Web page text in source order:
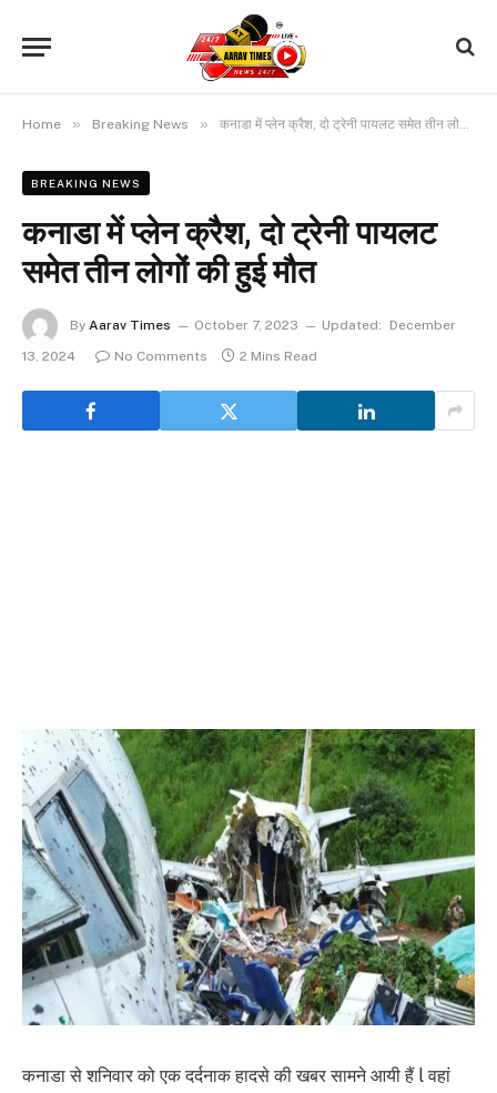
Home » Breaking News » कनाडा में प्लेन क्रैश, दो ट्रेनी पायलट समेत तीन लोगों की हुई मौत
BREAKING NEWS
कनाडा में प्लेन क्रैश, दो ट्रेनी पायलट
समेत तीन लोगों की हुई मौत
By Aarav Times October 7, 2023 Updated:
December
13, 2024
No Comments 2 Mins Read
कनाडा से शनिवार को एक दर्दनाक हादसे की खबर सामने आयी हैं l वहां